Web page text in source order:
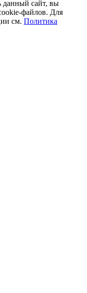
данный сайт, вы
файлов. Для
см. Политика